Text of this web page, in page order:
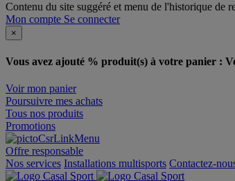
Contenu du site suggéré et menu de l'historique de
Mon compte Se connecter
×
Vous avez ajouté % produit(s) à votre panier :
Voir mon panier
Poursuivre mes achats
Tous nos produits
Promotions
Offre responsable
Nos services Installations multisports Contactez-